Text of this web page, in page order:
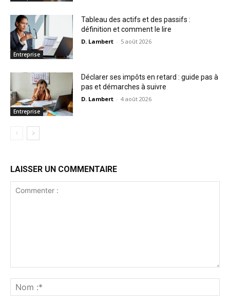
Entreprise
Tableau des actifs et des passifs :
définition et comment le lire
D. Lambert - 5 août 2026
Entreprise
Déclarer ses impôts en retard : guide pas à
pas et démarches à suivre
D. Lambert - 4 août 2026
LAISSER UN COMMENTAIRE
:*